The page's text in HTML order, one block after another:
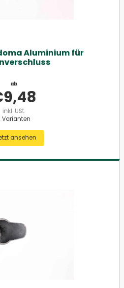
Aluminium für
ab
9,48
inkl. USt.
Varianten
ansehen